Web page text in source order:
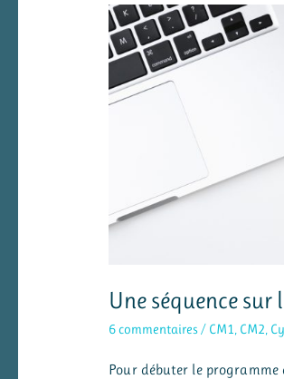
Une séquence
6 commentaires/ CM1, CM2,
Pour débuter le programme